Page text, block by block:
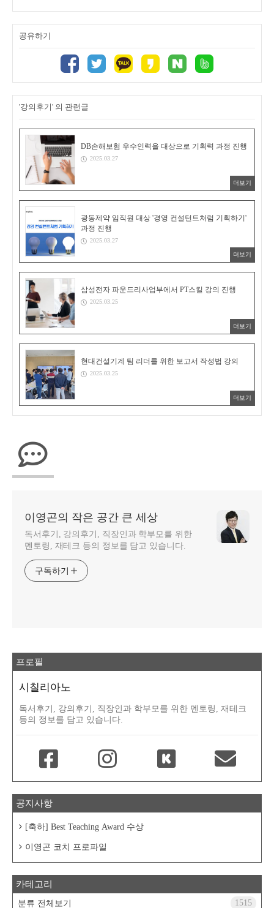
공유하기
'강의후기' 의 관련글
DB손해보험 우수인력을 대상으로 기획력 과정 진행
2025.03.27
더보기
광동제약 임직원 대상 '경영 컨설턴트처럼 기획하기'
과정 진행
2025.03.27
더보기
삼성전자 파운드리사업부에서 PT스킬 강의 진행
2025.03.25
더보기
현대건설기계 팀 리더를 위한 보고서 작성법 강의
2025.03.25
더보기
이영곤의 작은 공간 큰 세상
독서후기, 강의후기, 직장인과 학부모를 위한
멘토링, 재테크 등의 정보를 담고 있습니다.
구독하기
프로필
시칠리아노
독서후기, 강의후기, 직장인과 학부모를 위한 멘토링, 재테크
등의 정보를 담고 있습니다.
공지사항
[축하] Best Teaching Award 수상
이영곤 코치 프로파일
카테고리
분류 전체보기 1515